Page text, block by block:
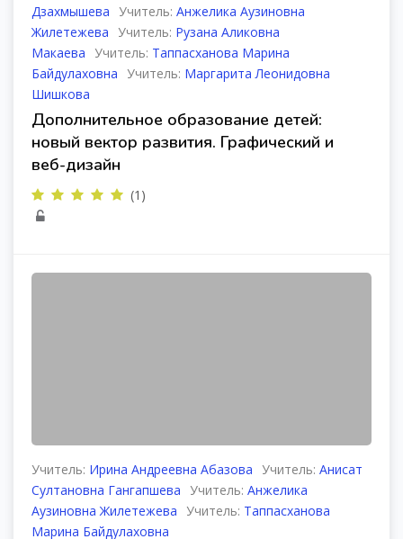
Дзахмышева Учитель: Анжелика Аузиновна
Жилетежева Учитель: Рузана Аликовна
Макаева Учитель: Таппасханова Марина
Байдулаховна Учитель: Маргарита Леонидовна
Шишкова
Дополнительное образование детей:
новый вектор развития. Графический и
веб-дизайн
(1)
Учитель: Ирина Андреевна Абазова Учитель: Анисат
Султановна Гангапшева Учитель: Анжелика
Аузиновна Жилетежева Учитель: Таппасханова
Марина Байдулаховна